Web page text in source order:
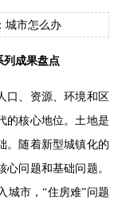
城市怎么办
列成果盘点
口、资源、环境和区
的核心地位。土地是
。随着新型城镇化的
问题和基础问题。
城市，“住房难”问题